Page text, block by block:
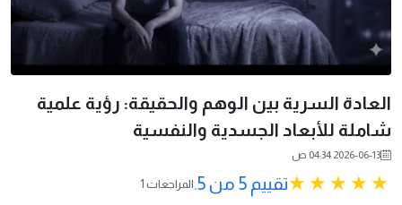
العادة السرية بين الوهم والحقيقة: رؤية علمية
شاملة للأبعاد الجسدية والنفسية
2026-06-13 04:34 ص
تقييم 5 من 5. 1 المراجعات